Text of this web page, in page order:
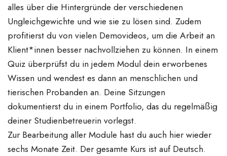
alles über die Hintergründe der verschiedenen
Ungleichgewichte und wie sie zu lösen sind. Zudem
profitierst du von vielen Demovideos, um die Arbeit an
Klient*innen besser nachvollziehen zu können. In einem
Quiz überprüfst du in jedem Modul dein erworbenes
Wissen und wendest es dann an menschlichen und
tierischen Probanden an. Deine Sitzungen
dokumentierst du in einem Portfolio, das du regelmäßig
deiner Studienbetreuerin vorlegst.
Zur Bearbeitung aller Module hast du auch hier wieder
sechs Monate Zeit. Der gesamte Kurs ist auf Deutsch.